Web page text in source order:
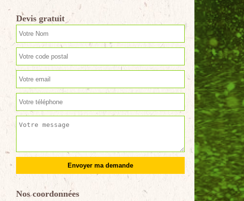
Devis gratuit
Nos coordonnées